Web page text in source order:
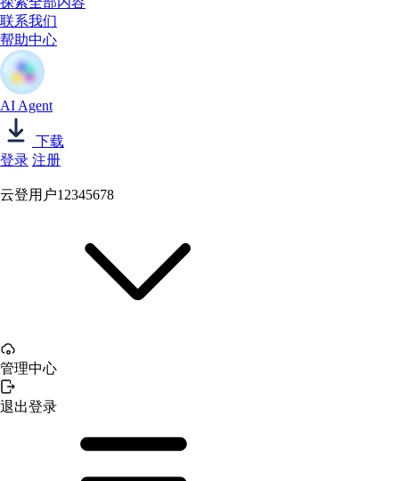
联系我们
帮助中心
AI Agent
下载
登录 注册
云登用户12345678
管理中心
退出登录